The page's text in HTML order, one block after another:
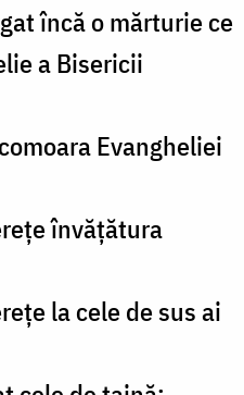
încă o mărturie ce
a Bisericii
Evangheliei
învăţătura
la cele de sus ai